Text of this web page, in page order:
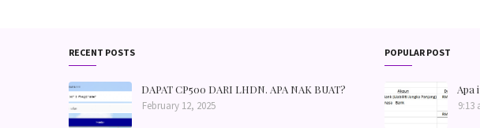
RECENT POSTS
DAPAT CP500 DARI LHDN. APA NAK BUAT?
February 12, 2025
POPULAR POST
Apa
9:13